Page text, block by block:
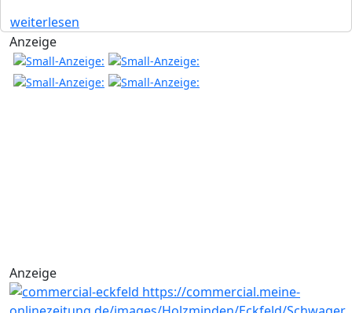
weiterlesen
Anzeige
Anzeige